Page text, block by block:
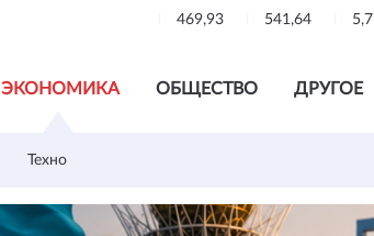
469,93 541,64
ЭКОНОМИКА ОБЩЕСТВО ДРУГОЕ
Техно